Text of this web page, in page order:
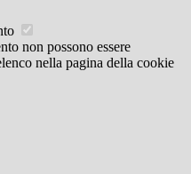
non possono essere
nella pagina della cookie